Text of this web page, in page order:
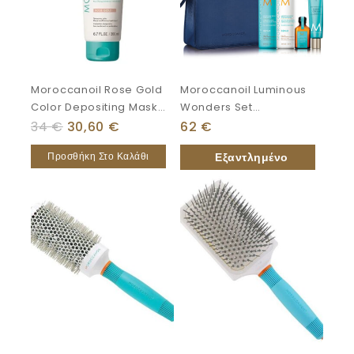
Moroccanoil Rose Gold
Color Depositing Mask
200ml
34€ 30,60 €
Προσθήκη Στο Καλάθι
Moroccanoil Luminous
Wonders Set
(Shampoo,
Conditioner, Oil
Treatment, Hand
Cream, Νεσεσέρ)
62 €